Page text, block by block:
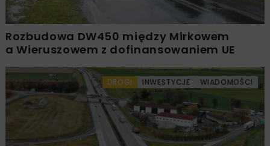
Rozbudowa DW450 między Mirkowem
a Wieruszowem z dofinansowaniem UE
DROGI INWESTYCJE WIADOMOŚCI